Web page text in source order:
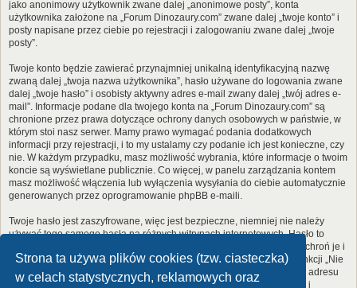
Strona ta używa plików cookies (tzw. ciasteczka)
w celach statystycznych, reklamowych oraz
jako anonimowy użytkownik zwane dalej „anonimowe posty”, konta
użytkownika założone na „Forum Dinozaury.com” zwane dalej „twoje konto” i
posty napisane przez ciebie po rejestracji i zalogowaniu zwane dalej „twoje
posty”.
Twoje konto będzie zawierać przynajmniej unikalną identyfikacyjną nazwę
zwaną dalej „twoja nazwa użytkownika”, hasło używane do logowania zwane
dalej „twoje hasło” i osobisty aktywny adres e-mail zwany dalej „twój adres e-
mail”. Informacje podane dla twojego konta na „Forum Dinozaury.com” są
chronione przez prawa dotyczące ochrony danych osobowych w państwie, w
którym stoi nasz serwer. Mamy prawo wymagać podania dodatkowych
informacji przy rejestracji, i to my ustalamy czy podanie ich jest konieczne, czy
nie. W każdym przypadku, masz możliwość wybrania, które informacje o twoim
koncie są wyświetlane publicznie. Co więcej, w panelu zarządzania kontem
masz możliwość włączenia lub wyłączenia wysyłania do ciebie automatycznie
generowanych przez oprogramowanie phpBB e-maili.
Twoje hasło jest zaszyfrowane, więc jest bezpieczne, niemniej nie należy
używać tego samego hasła na różnych witrynach internetowych. Hasło to
umożliwia dostęp do twojego konta na „Forum Dinozaury.com”, więc chroń je i
w żadnym wypadku nie podawajnikomu. Jeśli je zapomnisz, użyj funkcji „Nie
pamiętam hasła”. Witryna poprosi cię o podanie nazwy użytkownika i adresu
e-mail. Po podaniu tych danych zostanie wygenerowane nowe hasło i